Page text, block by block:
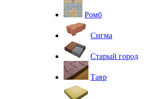
Ромб
Сигма
Старый город
Тавр